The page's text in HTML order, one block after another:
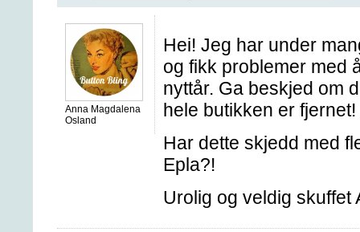
Anna Magdalena
Osland
Hei! Jeg har under
og fikk problemer med
nyttår. Ga beskjed om
hele butikken er fjernet!
Har dette skjedd med
Epla?!
Urolig og veldig skuffet